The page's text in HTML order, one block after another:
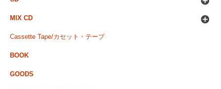
MIX CD
Cassette Tape/カセット・テープ
BOOK
GOODS